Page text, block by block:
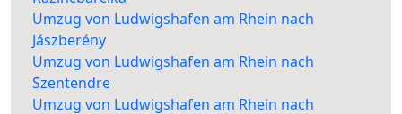
Umzug von Ludwigshafen am Rhein nach
Jászberény
Umzug von Ludwigshafen am Rhein nach
Szentendre
Umzug von Ludwigshafen am Rhein nach